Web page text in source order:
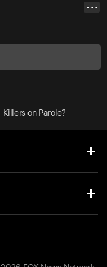
• • •
Killers on Parole?